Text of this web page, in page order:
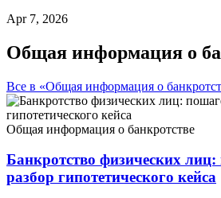
Apr 7, 2026
Общая информация о
Все в «Общая информация о
Общая информация о банкротстве
Банкротство физических
разбор гипотетического кейса